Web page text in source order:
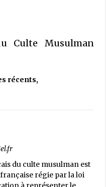
Culte Musulman
récents,
du culte musulman est
régie par la loi